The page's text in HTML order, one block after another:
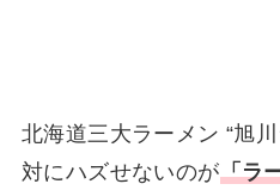
北海道三大ラーメン “旭
対にハズせないのが「ラ